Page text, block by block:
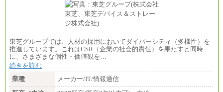
エリア総合職 月給185,000円＋地域間調整給
※詳細はJTBキャリアサイトよりご確認ください。
■(株)JTBデータサービス ※2027年新卒募集終了
※詳細はJTBキャリアサイトよりご確認ください。
■I&Jデジタルイノベーション(株)
※詳細はJTBキャリアサイトよりご確認ください。
＜有期社員コース＞
東芝グループでは、人材の採用においてダイバーシティ（多様性）を
推進しています。これはCSR（企業の社会的責任）を果たすと同時
に、さまざまな個性・価値観を…
続きを読む
業種
メーカー/IT/情報通信